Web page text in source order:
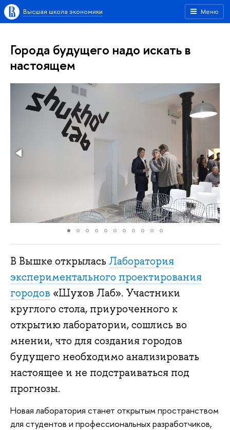
Меню
Высшая школа экономики
Города будущего надо искать в
настоящем
В Вышке открылась Лаборатория
экспериментального проектирования
городов «Шухов Лаб». Участники
круглого стола, приуроченного к
открытию лаборатории, сошлись во
мнении, что для создания городов
будущего необходимо анализировать
настоящее и не подстраиваться под
прогнозы.
Новая лаборатория станет открытым пространством
для студентов и профессиональных разработчиков,